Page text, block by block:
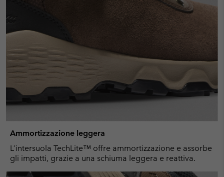
Ammortizzazione leggera
L’intersuola TechLite™ offre ammortizzazione e assorbe
gli impatti, grazie a una schiuma leggera e reattiva.